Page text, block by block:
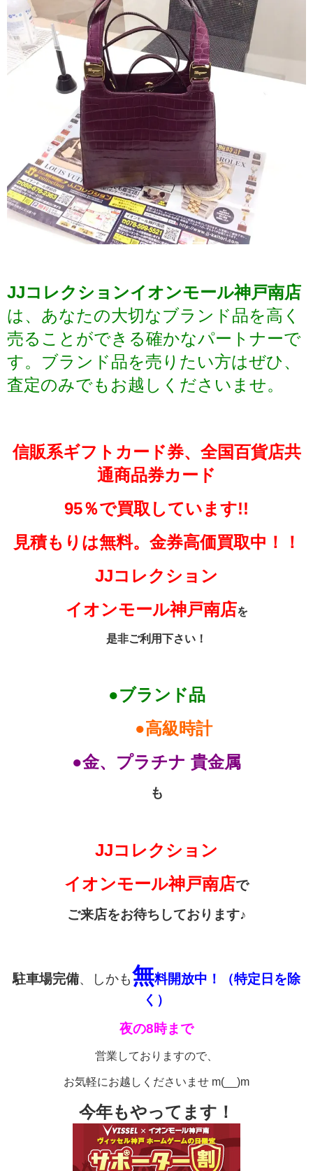
JJコレクションイオンモール神戸南店
は、あなたの大切なブランド品を高く
売ることができる確かなパートナーで
す。ブランド品を売りたい方はぜひ、
査定のみでもお越しくださいませ。
信販系ギフトカード券、全国百貨店共
通商品券カード
95％で買取しています!!
見積もりは無料。金券高価買取中！！
JJコレクション
イオンモール神戸南店を
是非ご利用下さい！
●ブランド品
●高級時計
●金、プラチナ 貴金属
も
JJコレクション
イオンモール神戸南店で
ご来店をお待ちしております♪
駐車場完備、しかも無料開放中！（特定日を除
く）
夜の8時まで
営業しておりますので、
お気軽にお越しくださいませ m(__)m
今年もやってます！